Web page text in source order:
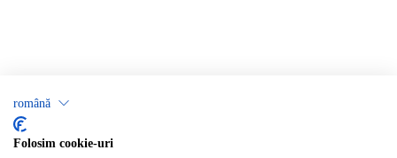
română
Folosim cookie-uri